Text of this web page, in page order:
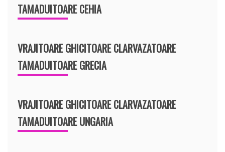
TAMADUITOARE CEHIA
VRAJITOARE GHICITOARE CLARVAZATOARE
TAMADUITOARE GRECIA
VRAJITOARE GHICITOARE CLARVAZATOARE
TAMADUITOARE UNGARIA